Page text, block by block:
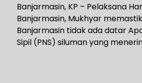
Banjarmasin, KP – Pelaksana
Banjarmasin, Mukhyar
Banjarmasin tidak ada datar
Sipil (PNS) siluman yang